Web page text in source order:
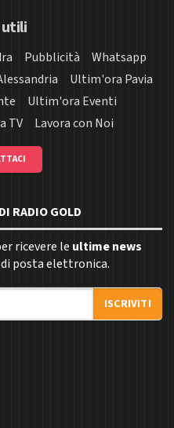
Pubblicità
Whatsapp
Ultim'ora Pavia
Ultim'ora Eventi
TV Lavora con Noi
RADIO GOLD
ricevere le ultime news
posta elettronica.
ISCRIVITI